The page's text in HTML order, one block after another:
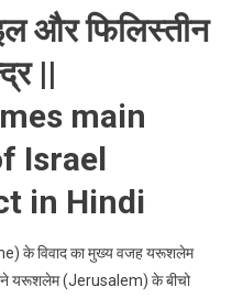
और फिलिस्तीन
||
main
Israel
in Hindi
के विवाद का मुख्य वजह यरूशलेम
यरूशलेम (Jerusalem) के बीचो